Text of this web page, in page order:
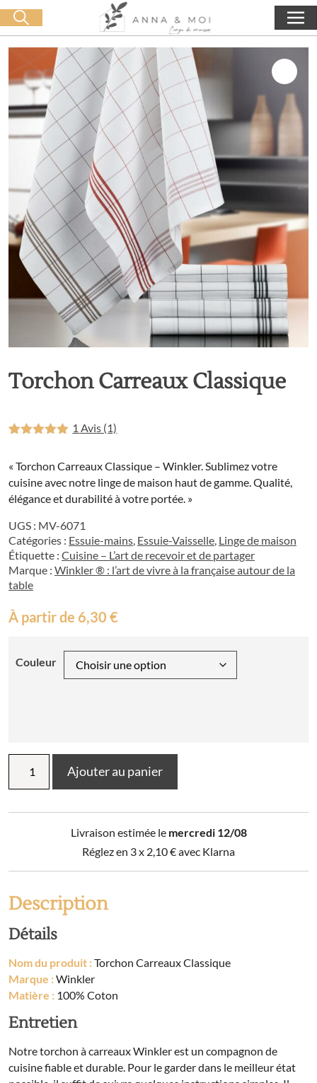
Livraison offerte dès 60€ d'achat 0,00€
Lancer la recherche
Torchon Carreaux Classique
sur
notation
client
1 Avis (1)
« Torchon Carreaux Classique – Winkler. Sublimez votre
cuisine avec notre linge de maison haut de gamme. Qualité,
élégance et durabilité à votre portée. »
UGS : MV-6071
Catégories : Essuie-mains, Essuie-Vaisselle, Linge de maison
Étiquette : Cuisine – L’art de recevoir et de partager
Marque : Winkler ® : l’art de vivre à la française autour de la
table
À partir de 6,30 €
Couleur
Torchon
Ajouter au panier
Livraison estimée le mercredi 12/08
Réglez en 3 x 2,10€avec Klarna
Description
Détails
Nom du produit :Torchon Carreaux Classique
Marque :Winkler
Matière : 100% Coton
Entretien
Notre torchon à carreaux Winkler est un compagnon de
cuisine fiable et durable. Pour le garder dans le meilleur état